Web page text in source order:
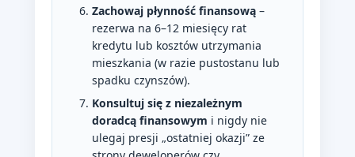
Zachowaj płynność finansową –
rezerwa na 6–12 miesięcy rat
kredytu lub kosztów utrzymania
mieszkania (w razie pustostanu lub
spadku czynszów).
Konsultuj się z niezależnym
doradcą finansowym i nigdy nie
ulegaj presji „ostatniej okazji” ze